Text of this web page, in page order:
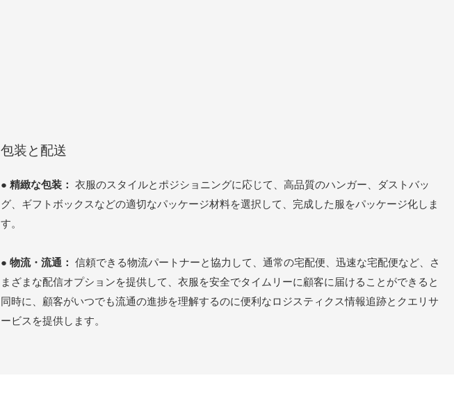
包装と配送
●精緻な包装：衣服のスタイルとポジショニングに応じて、高品質のハンガー、ダストバッ
グ、ギフトボックスなどの適切なパッケージ材料を選択して、完成した服をパッケージ化しま
す。
●物流・流通：信頼できる物流パートナーと協力して、通常の宅配便、迅速な宅配便など、さ
まざまな配信オプションを提供して、衣服を安全でタイムリーに顧客に届けることができると
同時に、顧客がいつでも流通の進捗を理解するのに便利なロジスティクス情報追跡とクエリサ
ービスを提供します。